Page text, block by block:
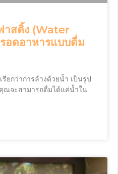
าสติ้ง (Water
อดอาหารแบบดื่ม
ยกว่าการล้างด้วยน้ำ เป็นรูป
ณจะสามารถดื่มได้แค่น้ำใน